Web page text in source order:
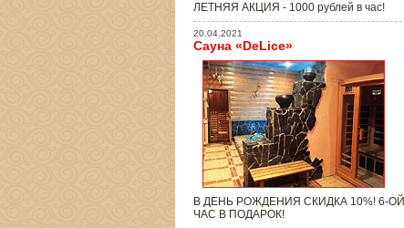
ЛЕТНЯЯ АКЦИЯ - 1000 рублей в час!
20.04.2021
Сауна «DeLice»
В ДЕНЬ РОЖДЕНИЯ СКИДКА 10%! 6-ОЙ
ЧАС В ПОДАРОК!